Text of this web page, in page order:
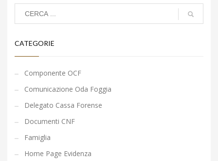
CATEGORIE
Componente OCF
Comunicazione Oda Foggia
Delegato Cassa Forense
Documenti CNF
Famiglia
Home Page Evidenza